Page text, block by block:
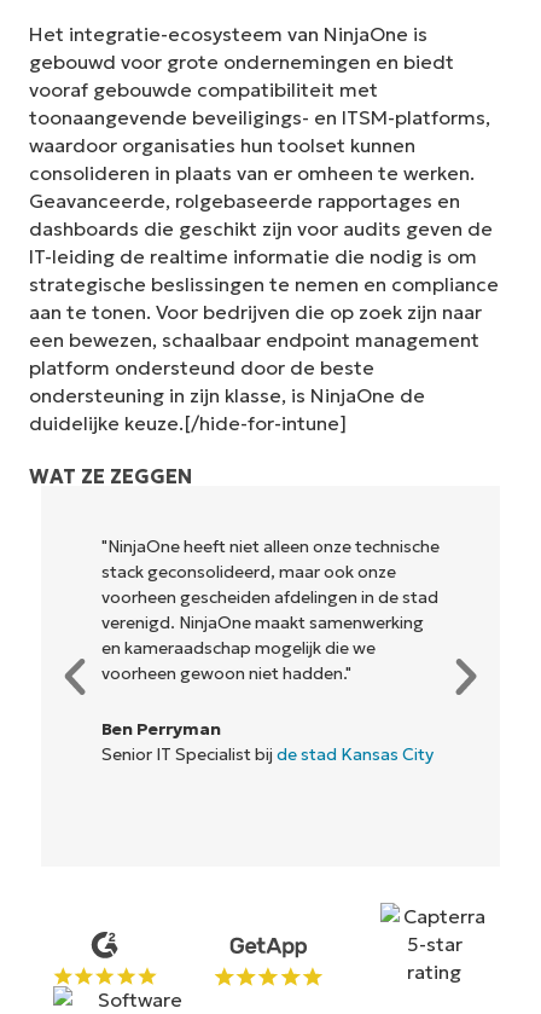
Het integratie-ecosysteem van NinjaOne is
gebouwd voor grote ondernemingen en biedt
vooraf gebouwde compatibiliteit met
toonaangevende beveiligings- en ITSM-platforms,
waardoor organisaties hun toolset kunnen
consolideren in plaats van er omheen te werken.
Geavanceerde, rolgebaseerde rapportages en
dashboards die geschikt zijn voor audits geven de
IT-leiding de realtime informatie die nodig is om
strategische beslissingen te nemen en compliance
aan te tonen. Voor bedrijven die op zoek zijn naar
een bewezen, schaalbaar endpoint management
platform ondersteund door de beste
ondersteuning in zijn klasse, is NinjaOne de
duidelijke keuze.[/hide-for-intune]
WAT ZE ZEGGEN
"NinjaOne heeft niet alleen onze technische
stack geconsolideerd, maar ook onze
voorheen gescheiden afdelingen in de stad
verenigd. NinjaOne maakt samenwerking
en kameraadschap mogelijk die we
voorheen gewoon niet hadden."
Ben Perryman
Senior IT Specialist bij de stad Kansas City